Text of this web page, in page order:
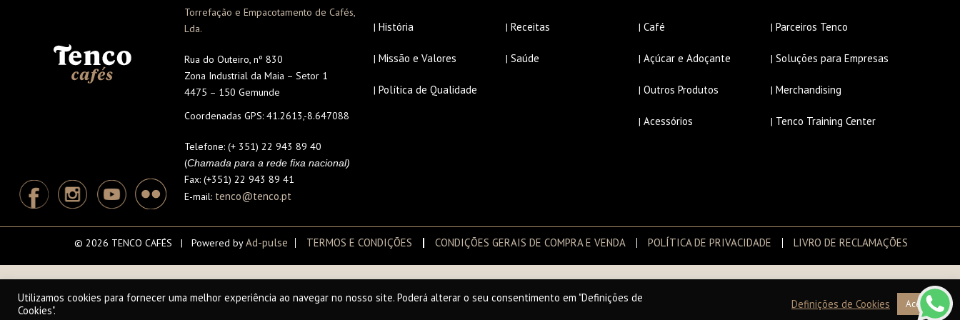
Torrefação e Empacotamento de Cafés,
Lda.
Rua do Outeiro, nº 830
Zona Industrial da Maia – Setor 1
4475 – 150 Gemunde
Coordenadas GPS: 41.2613,-8.647088
Telefone: (+ 351) 22 943 89 40
(Chamada para a rede fixa nacional)
Fax: (+351) 22 943 89 41
E-mail: tenco@tenco.pt
|História
|Missão e Valores
|Política de Qualidade
|Receitas
|Saúde
| Café
| Açúcar e Adoçante
| Outros Produtos
| Acessórios
|Parceiros Tenco
|Soluções para Empresas
|Merchandising
| Tenco Training Center
© 2026 TENCO CAFÉS | Powered byAd-pulse TERMOS E CONDIÇÕES CONDIÇÕES GERAIS DE COMPRA E VENDA POLÍTICA DE PRIVACIDADE LIVRO DE RECLAMAÇÕES
Utilizamos cookies para fornecer uma melhor experiência ao navegar no nosso site. Poderá alterar o seu consentimento em "Definições de
Cookies".
Definições de Cookies Aceitar